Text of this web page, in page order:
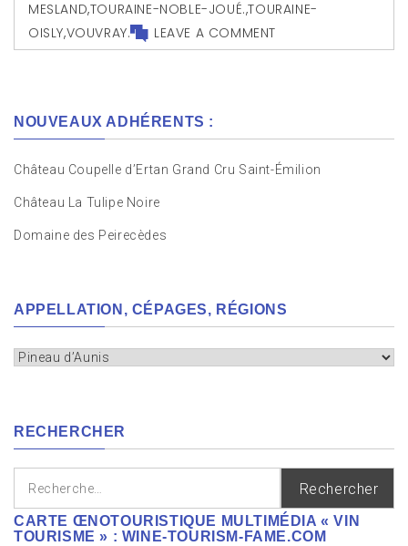
MESLAND,TOURAINE-NOBLE-JOUÉ.,TOURAINE-
OISLY,VOUVRAY. LEAVE A COMMENT
NOUVEAUX ADHÉRENTS :
Château Coupelle d’Ertan Grand Cru Saint-Émilion
Château La Tulipe Noire
Domaine des Peirecèdes
APPELLATION, CÉPAGES, RÉGIONS
Appellation,
RECHERCHER
Rechercher :
CARTE ŒNOTOURISTIQUE MULTIMÉDIA « VIN
TOURISME » : WINE-TOURISM-FAME.COM